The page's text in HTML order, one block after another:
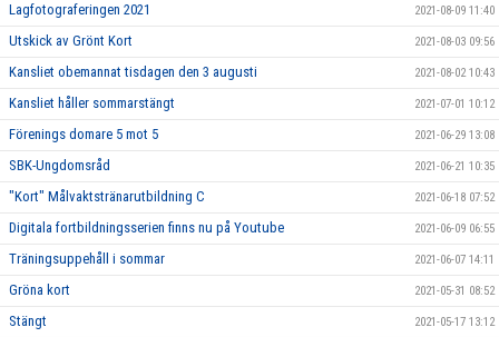
Lagfotograferingen 2021 2021-08-09 11:40
Utskick av Grönt Kort 2021-08-03 09:56
Kansliet obemannat tisdagen den 3 augusti 2021-08-02 10:43
Kansliet håller sommarstängt 2021-07-01 10:12
Förenings domare 5 mot 5 2021-06-29 13:08
SBK-Ungdomsråd 2021-06-21 10:35
"Kort" Målvaktstränarutbildning C 2021-06-18 07:52
Digitala fortbildningsserien finns nu på Youtube 2021-06-09 06:55
Träningsuppehåll i sommar 2021-06-07 14:11
Gröna kort 2021-05-31 08:52
Stängt 2021-05-17 13:12